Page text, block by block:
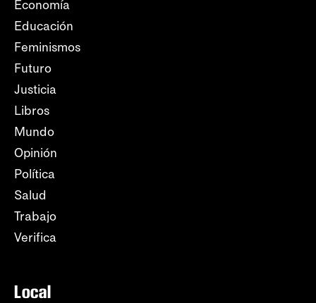
Economía
Educación
Feminismos
Futuro
Justicia
Libros
Mundo
Opinión
Política
Salud
Trabajo
Verifica
Local